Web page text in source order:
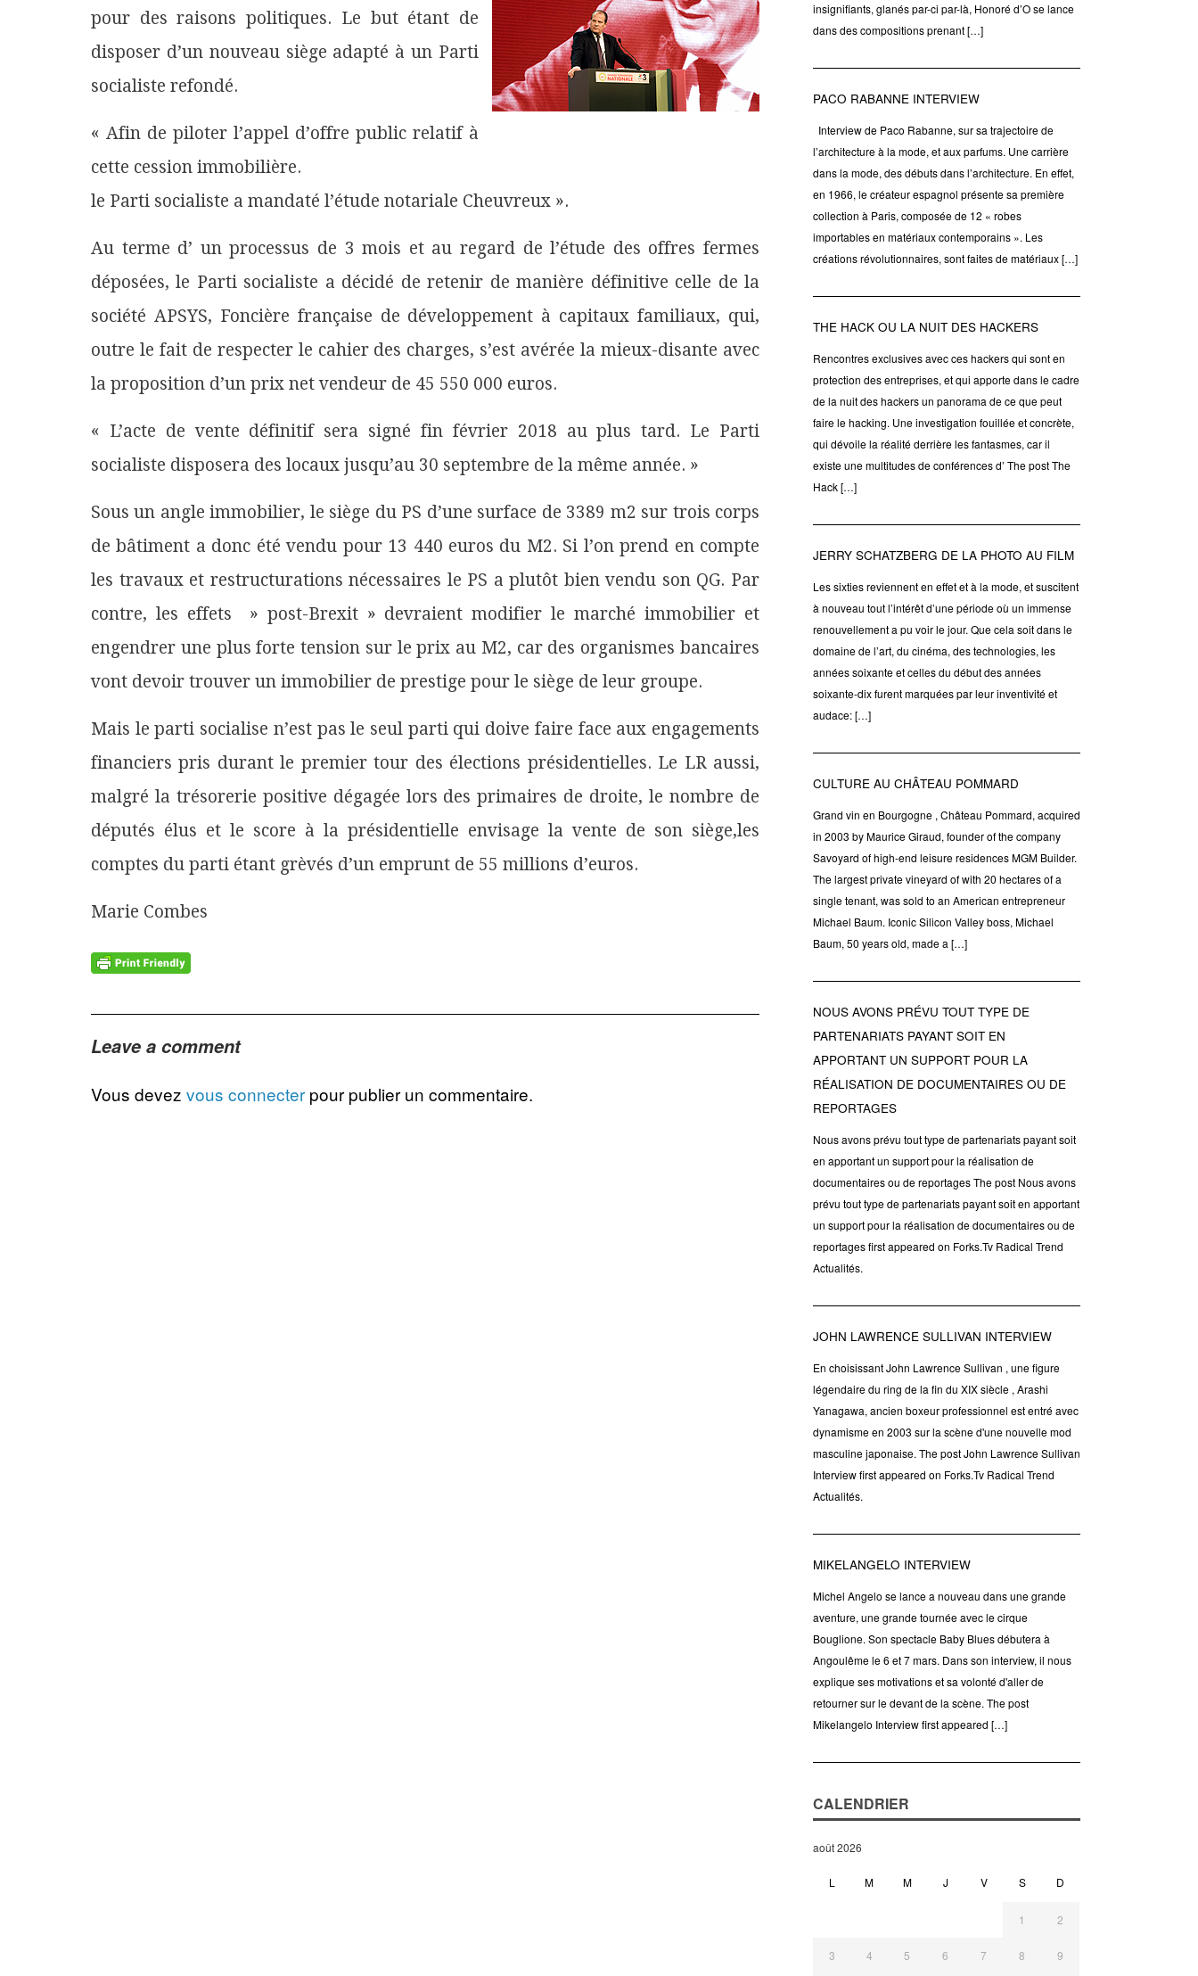
pour des raisons politiques. Le but étant de
disposer d’un nouveau siège adapté à un Parti
socialiste refondé.
« Afin de piloter l’appel d’offre public relatif à
cette cession immobilière.
le Parti socialiste a mandaté l’étude notariale Cheuvreux ».
Au terme d’ un processus de 3 mois et au regard de l’étude des offres fermes
déposées, le Parti socialiste a décidé de retenir de manière définitive celle de la
société APSYS, Foncière française de développement à capitaux familiaux, qui,
outre le fait de respecter le cahier des charges, s’est avérée la mieux-disante avec
la proposition d’un prix net vendeur de 45 550 000 euros.
« L’acte de vente définitif sera signé fin février 2018 au plus tard. Le Parti
socialiste disposera des locaux jusqu’au 30 septembre de la même année. »
Sous un angle immobilier, le siège du PS d’une surface de 3389 m2 sur trois corps
de bâtiment a donc été vendu pour 13 440 euros du M2. Si l’on prend en compte
les travaux et restructurations nécessaires le PS a plutôt bien vendu son QG. Par
contre, les effets » post-Brexit » devraient modifier le marché immobilier et
engendrer une plus forte tension sur le prix au M2, car des organismes bancaires
vont devoir trouver un immobilier de prestige pour le siège de leur groupe.
Mais le parti socialise n’est pas le seul parti qui doive faire face aux engagements
financiers pris durant le premier tour des élections présidentielles. Le LR aussi,
malgré la trésorerie positive dégagée lors des primaires de droite, le nombre de
députés élus et le score à la présidentielle envisage la vente de son siège,les
comptes du parti étant grèvés d’un emprunt de 55 millions d’euros.
Marie Combes
Leave a comment
Vous devez vous connecter pour publier un commentaire.
insignifiants, glanés par-ci par-là, Honoré d’O se lance
dans des compositions prenant […]
PACO RABANNE INTERVIEW
Interview de Paco Rabanne, sur sa trajectoire de
l’architecture à la mode, et aux parfums. Une carrière
dans la mode, des débuts dans l’architecture. En effet,
en 1966, le créateur espagnol présente sa première
collection à Paris, composée de 12 « robes
importables en matériaux contemporains ». Les
créations révolutionnaires, sont faites de matériaux […]
THE HACK OU LA NUIT DES HACKERS
Rencontres exclusives avec ces hackers qui sont en
protection des entreprises, et qui apporte dans le cadre
de la nuit des hackers un panorama de ce que peut
faire le hacking. Une investigation fouillée et concrète,
qui dévoile la réalité derrière les fantasmes, car il
existe une multitudes de conférences d’ The post The
Hack […]
JERRY SCHATZBERG DE LA PHOTO AU FILM
Les sixties reviennent en effet et à la mode, et suscitent
à nouveau tout l’intérêt d’une période où un immense
renouvellement a pu voir le jour. Que cela soit dans le
domaine de l’art, du cinéma, des technologies, les
années soixante et celles du début des années
soixante-dix furent marquées par leur inventivité et
audace: […]
CULTURE AU CHÂTEAU POMMARD
Grand vin en Bourgogne , Château Pommard, acquired
in 2003 by Maurice Giraud, founder of the company
Savoyard of high-end leisure residences MGM Builder.
The largest private vineyard of with 20 hectares of a
single tenant, was sold to an American entrepreneur
Michael Baum. Iconic Silicon Valley boss, Michael
Baum, 50 years old, made a […]
NOUS AVONS PRÉVU TOUT TYPE DE
PARTENARIATS PAYANT SOIT EN
APPORTANT UN SUPPORT POUR LA
RÉALISATION DE DOCUMENTAIRES OU DE
REPORTAGES
Nous avons prévu tout type de partenariats payant soit
en apportant un support pour la réalisation de
documentaires ou de reportages The post Nous avons
prévu tout type de partenariats payant soit en apportant
un support pour la réalisation de documentaires ou de
reportages first appeared on Forks.Tv Radical Trend
Actualités.
JOHN LAWRENCE SULLIVAN INTERVIEW
En choisissant John Lawrence Sullivan , une figure
légendaire du ring de la fin du XIX siècle , Arashi
Yanagawa, ancien boxeur professionnel est entré avec
dynamisme en 2003 sur la scène d'une nouvelle mod
masculine japonaise. The post John Lawrence Sullivan
Interview first appeared on Forks.Tv Radical Trend
Actualités.
MIKELANGELO INTERVIEW
Michel Angelo se lance a nouveau dans une grande
aventure, une grande tournée avec le cirque
Bouglione. Son spectacle Baby Blues débutera à
Angoulême le 6 et 7 mars. Dans son interview, il nous
explique ses motivations et sa volonté d'aller de
retourner sur le devant de la scène. The post
Mikelangelo Interview first appeared […]
CALENDRIER
août 2026
L M M J V S D
1 2
3 4 5 6 7 8 9